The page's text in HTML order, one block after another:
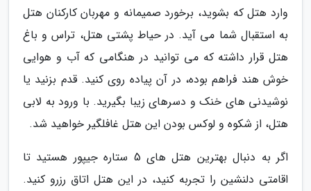
وارد هتل که بشوید، برخورد صمیمانه و مهربان کارکنان هتل
به استقبال شما می آید. در حیاط پشتی هتل، تراس و باغ
هتل قرار داشته که می توانید در هنگامی که آب و هوایی
خوش هند فراهم بوده، در آن پیاده روی کنید. قدم بزنید یا
نوشیدنی های خنک و دسرهای زیبا بگیرید. با ورود به لابی
هتل، از شکوه و لوکس بودن این هتل غافلگیر خواهید شد.
اگر به دنبال بهترین هتل های 5 ستاره جیپور هستید تا
اقامتی دلنشین را تجربه کنید، در این هتل اتاق رزرو کنید.